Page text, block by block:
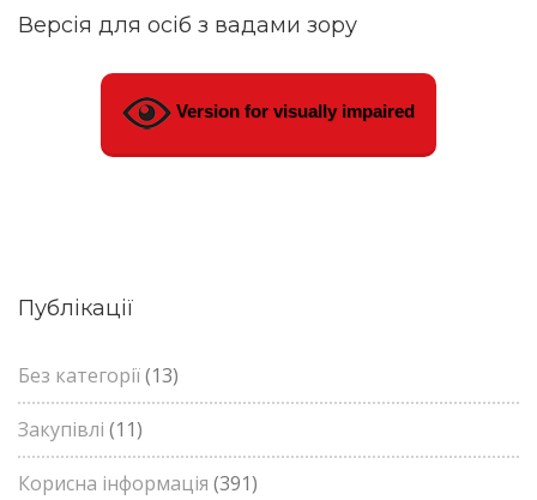
Версія для осіб з вадами зору
Version for visually impaired
Публікації
Без категорії(13)
Закупівлі (11)
Корисна інформація (391)